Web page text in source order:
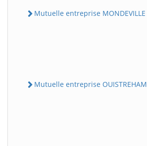
Mutuelle entreprise MONDEVILLE
Mutuelle entreprise OUISTREHAM